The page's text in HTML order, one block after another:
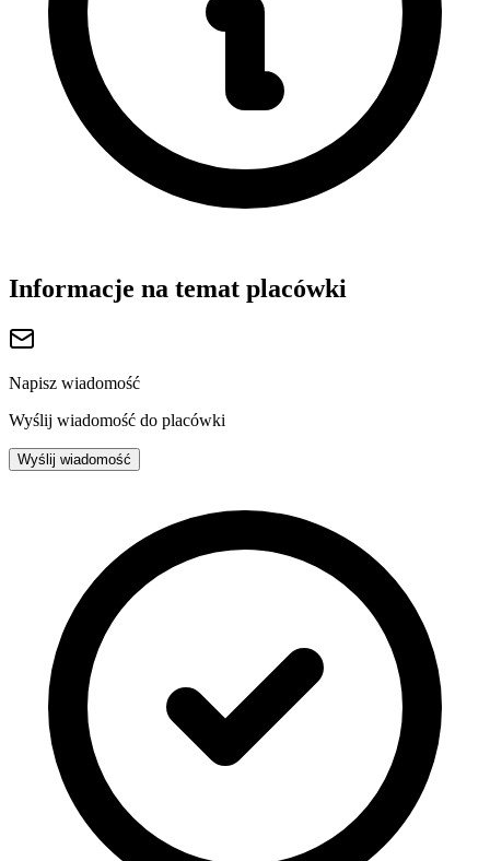
Informacje na temat placówki
Napisz wiadomość
Wyślij wiadomość do placówki
Wyślij wiadomość